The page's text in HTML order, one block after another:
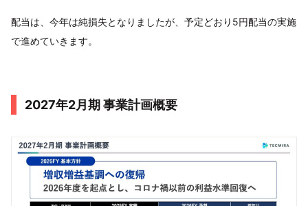
配当は、今年は純損失となりましたが、予定どおり5円配当の実施
で進めていきます。
2027年2月期 事業計画概要